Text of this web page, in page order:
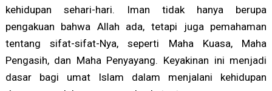
kehidupan sehari-hari. Iman tidak hanya berupa
pengakuan bahwa Allah ada, tetapi juga pemahaman
tentang sifat-sifat-Nya, seperti Maha Kuasa, Maha
Pengasih, dan Maha Penyayang. Keyakinan ini menjadi
dasar bagi umat Islam dalam menjalani kehidupan